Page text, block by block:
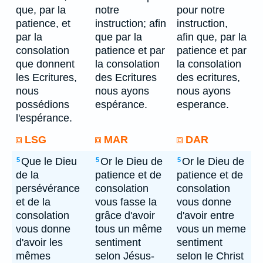
que, par la
patience, et
par la
consolation
que donnent
les Ecritures,
nous
possédions
l'espérance.
notre
instruction; afin
que par la
patience et par
la consolation
des Ecritures
nous ayons
espérance.
pour notre
instruction,
afin que, par la
patience et par
la consolation
des ecritures,
nous ayons
esperance.
LSG MAR DAR
5Que le Dieu
de la
persévérance
et de la
consolation
vous donne
d'avoir les
mêmes
5Or le Dieu de
patience et de
consolation
vous fasse la
grâce d'avoir
tous un même
sentiment
selon Jésus-
5Or le Dieu de
patience et de
consolation
vous donne
d'avoir entre
vous un meme
sentiment
selon le Christ